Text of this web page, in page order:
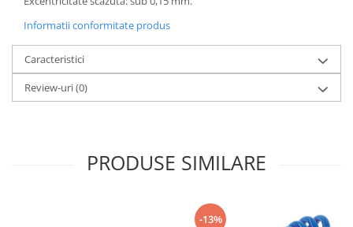
Informatii conformitate produs
Caracteristici
Review-uri(0)
PRODUSE SIMILARE
-13%